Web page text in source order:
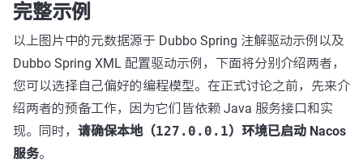
完整示例
以上图片中的元数据源于 Dubbo Spring 注解驱动示例以及
Dubbo Spring XML 配置驱动示例，下面将分别介绍两者，
您可以选择自己偏好的编程模型。在正式讨论之前，先来介
绍两者的预备工作，因为它们皆依赖 Java 服务接口和实
现。同时， 请确保本地（127.0.0.1）环境已启动 Nacos
服务。